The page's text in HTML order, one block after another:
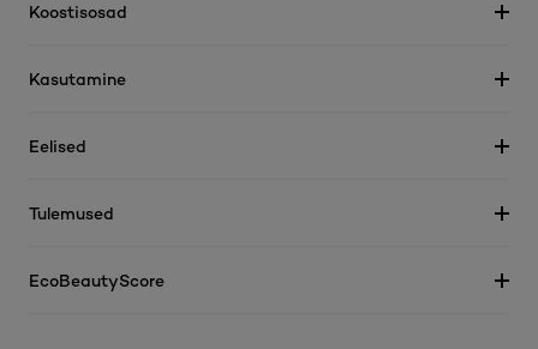
Koostisosad
Kasutamine
Eelised
Tulemused
EcoBeautyScore